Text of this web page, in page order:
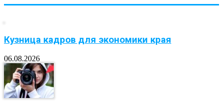
Кузница кадров для экономики края
06.08.2026